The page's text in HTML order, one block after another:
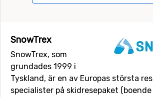
SnowTrex
SnowTrex, som
grundades 1999 i
Tyskland, är en av Europas största
specialister på skidresepaket